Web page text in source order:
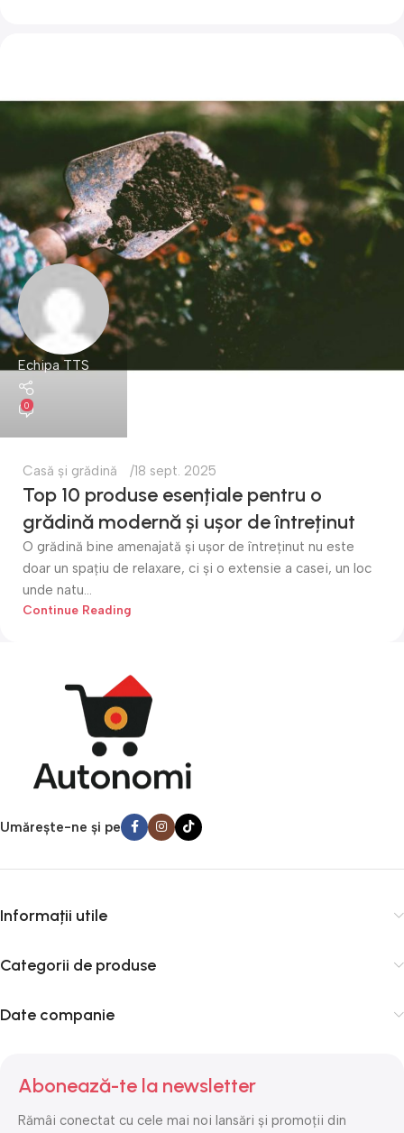
Echipa TTS
0
Casă și grădină 18 sept. 2025
Top 10 produse esențiale pentru o
grădină modernă și ușor de întreținut
O grădină bine amenajată și ușor de întreținut nu este
doar un spațiu de relaxare, ci și o extensie a casei, un loc
unde natu...
Continue Reading
Umărește-ne și pe
Informații utile
Categorii de produse
Date companie
Abonează-te la newsletter
Rămâi conectat cu cele mai noi lansări și promoții din